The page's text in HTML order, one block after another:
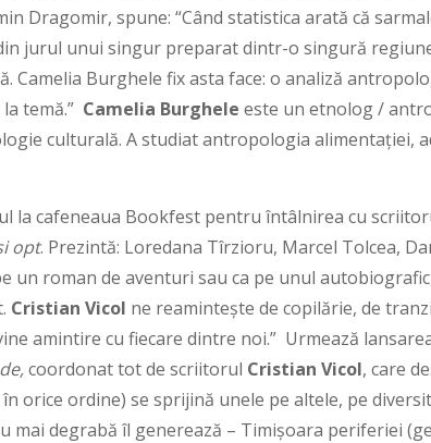
Dragomir, spune: “Când statistica arată că
jurul unui singur preparat dintr-o singură
Camelia Burghele fix asta face: o analiză
temă.” Camelia Burghele este un etnolog /
culturală. A studiat antropologia alimentației,
la cafeneaua Bookfest pentru întâlnirea cu
opt. Prezintă: Loredana Tîrzioru, Marcel Tolcea,
un roman de aventuri sau ca pe unul
Cristian Vicol ne reamintește de copilărie, de
amintire cu fiecare dintre noi.” Urmează
coordonat tot de scriitorul Cristian Vicol, care
orice ordine) se sprijină unele pe altele, pe
mai degrabă îl generează – Timișoara periferiei